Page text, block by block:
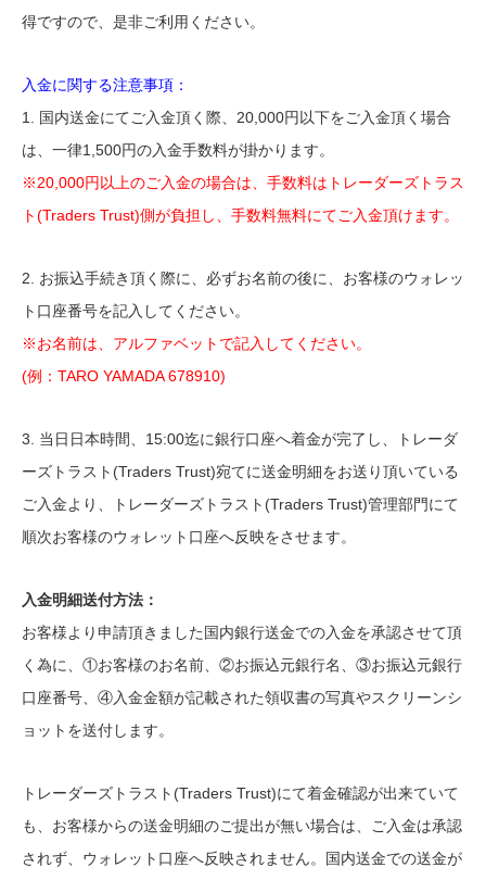
得ですので、是非ご利用ください。
入金に関する注意事項：
1. 国内送金にてご入金頂く際、20,000円以下をご入金頂く場合
は、一律1,500円の入金手数料が掛かります。
※20,000円以上のご入金の場合は、手数料はトレーダーズトラス
ト(Traders Trust)側が負担し、手数料無料にてご入金頂けます。
2. お振込手続き頂く際に、必ずお名前の後に、お客様のウォレッ
ト口座番号を記入してください。
※お名前は、アルファベットで記入してください。
(例：TARO YAMADA 678910)
3. 当日日本時間、15:00迄に銀行口座へ着金が完了し、トレーダ
ーズトラスト(Traders Trust)宛てに送金明細をお送り頂いている
ご入金より、トレーダーズトラスト(Traders Trust)管理部門にて
順次お客様のウォレット口座へ反映をさせます。
入金明細送付方法：
お客様より申請頂きました国内銀行送金での入金を承認させて頂
く為に、①お客様のお名前、②お振込元銀行名、③お振込元銀行
口座番号、④入金金額が記載された領収書の写真やスクリーンシ
ョットを送付します。
トレーダーズトラスト(Traders Trust)にて着金確認が出来ていて
も、お客様からの送金明細のご提出が無い場合は、ご入金は承認
されず、ウォレット口座へ反映されません。国内送金での送金が